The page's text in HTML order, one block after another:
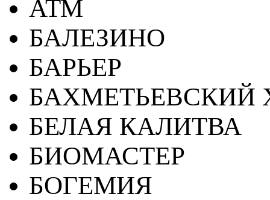
АТМ
БАЛЕЗИНО
БАРЬЕР
БАХМЕТЬЕВСКИЙ
БЕЛАЯ КАЛИТВА
БИОМАСТЕР
БОГЕМИЯ